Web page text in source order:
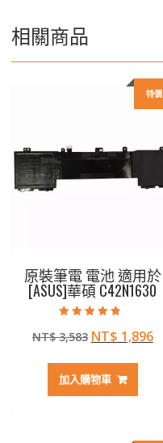
相關商品
特價
原裝筆電 電池 適用於
[ASUS]華碩 C42N1630
4.50
滿分 5
NT$3,583 原
價
格：
NT$ 1,896目
加入購物車